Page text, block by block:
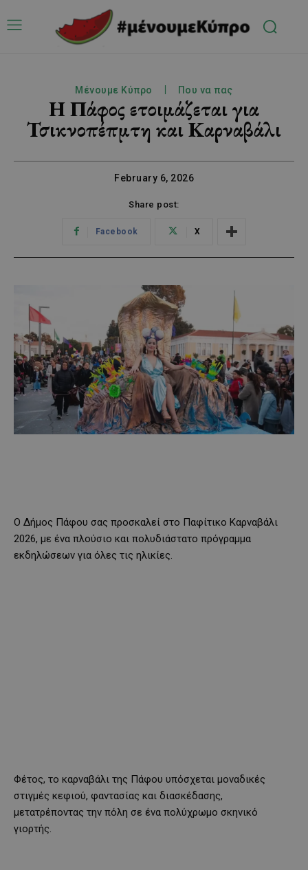
Μένουμε Κύπρο Που να πας
Η Πάφος ετοιμάζεται για
Τσικνοπέπμτη και Καρναβάλι
February 6, 2026
Share post:
Facebook X
Ο Δήμος Πάφου σας προσκαλεί στο Παφίτικο Καρναβάλι
2026, με ένα πλούσιο και πολυδιάστατο πρόγραμμα
εκδηλώσεων για όλες τις ηλικίες.
Φέτος, το καρναβάλι της Πάφου υπόσχεται μοναδικές
στιγμές κεφιού, φαντασίας και διασκέδασης,
μετατρέποντας την πόλη σε ένα πολύχρωμο σκηνικό
γιορτής.